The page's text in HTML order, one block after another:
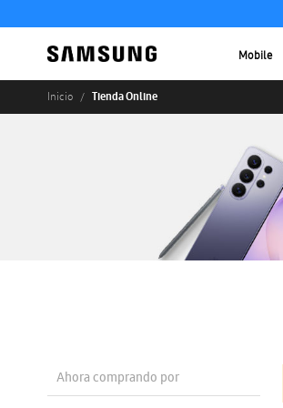
Mobile
Inicio Tienda Online
Ahora comprando por